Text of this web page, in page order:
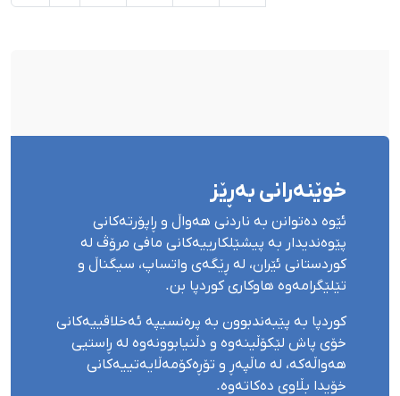
خوێنەرانی بەڕێز
ئێوە دەتوانن بە ناردنی هەواڵ و ڕاپۆرتەکانی
پێوەندیدار بە پیشێلکارییەکانی مافی مرۆڤ لە
کوردستانی ئێران، لە ڕێگەی واتساپ، سیگناڵ و
تێلێگرامەوە هاوکاری کوردپا بن.
کوردپا بە پێبەندبوون بە پرەنسیپە ئەخلاقییەکانی
خۆی پاش لێکۆڵینەوە و دڵنیابوونەوە لە ڕاستیی
هەواڵەکە، لە ماڵپەڕ و تۆڕەکۆمەڵایەتییەکانی
خۆیدا بڵاوی دەکاتەوە.